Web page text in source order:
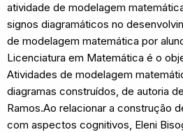
atividade de modelagem
signos diagramáticos no
de modelagem matemática por
Licenciatura em Matemática é o
Atividades de modelagem
diagramas construídos, de autoria
Ramos.Ao relacionar a construção
com aspectos cognitivos, Eleni